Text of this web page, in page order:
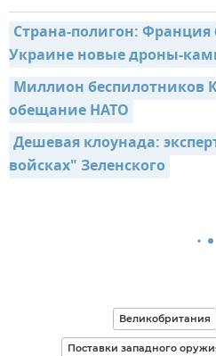
Страна-полигон:
Украине новые дроны-
Миллион беспилотников
обещание НАТО
Дешевая клоунада:
войсках" Зеленского
Великобритания
Поставки западного